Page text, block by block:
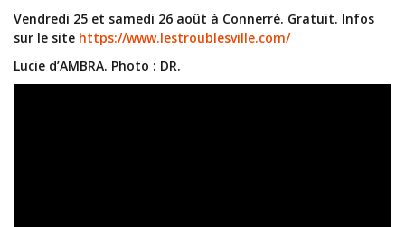
Vendredi 25 et samedi 26 août à Connerré. Gratuit. Infos
sur le site https://www.lestroublesville.com/
Lucie d’AMBRA. Photo : DR.